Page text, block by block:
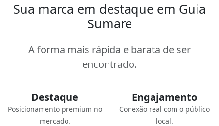
Sua marca em destaque em Guia
Sumare
A forma mais rápida e barata de ser
encontrado.
Destaque
Posicionamento premium no
mercado.
Engajamento
Conexão real com o público
local.